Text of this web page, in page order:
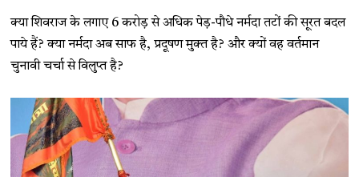
क्या शिवराज के लगाए 6 करोड़ से अधिक पेड़-पौधे नर्मदा तटों की सूरत बदल
पाये हैं? क्या नर्मदा अब साफ है, प्रदूषण मुक्त है? और क्यों वह वर्तमान
चुनावी चर्चा से विलुप्त है?